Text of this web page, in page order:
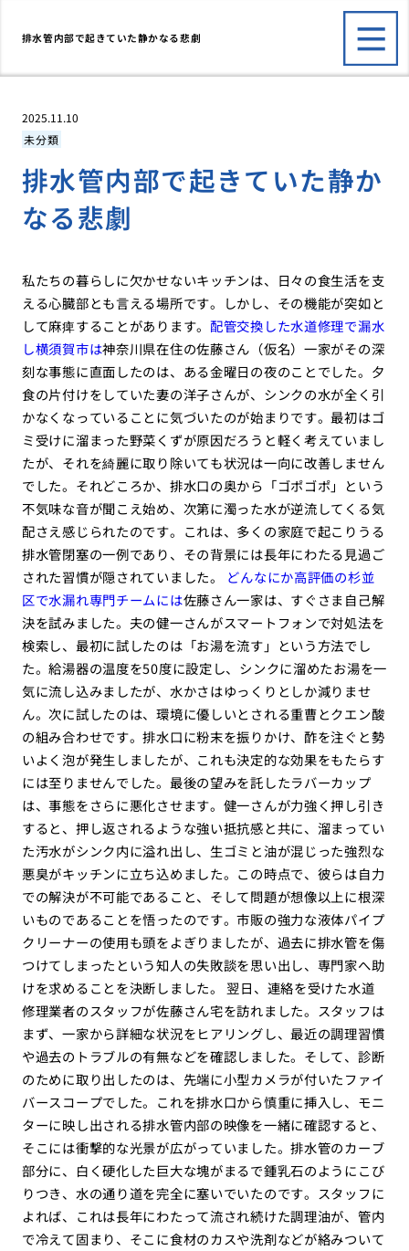
排水管内部で起きていた静かなる悲劇
2025.11.10
未分類
排水管内部で起きていた静か
なる悲劇
私たちの暮らしに欠かせないキッチンは、日々の食生活を支
える心臓部とも言える場所です。しかし、その機能が突如と
して麻痺することがあります。 配管交換した水道修理で漏水
し横須賀市は神奈川県在住の佐藤さん（仮名）一家がその深
刻な事態に直面したのは、ある金曜日の夜のことでした。夕
食の片付けをしていた妻の洋子さんが、シンクの水が全く引
かなくなっていることに気づいたのが始まりです。最初はゴ
ミ受けに溜まった野菜くずが原因だろうと軽く考えていまし
たが、それを綺麗に取り除いても状況は一向に改善しません
でした。それどころか、排水口の奥から「ゴポゴポ」という
不気味な音が聞こえ始め、次第に濁った水が逆流してくる気
配さえ感じられたのです。これは、多くの家庭で起こりうる
排水管閉塞の一例であり、その背景には長年にわたる見過ご
された習慣が隠されていました。 どんなにか高評価の杉並
区で水漏れ専門チームには佐藤さん一家は、すぐさま自己解
決を試みました。夫の健一さんがスマートフォンで対処法を
検索し、最初に試したのは「お湯を流す」という方法でし
た。給湯器の温度を50度に設定し、シンクに溜めたお湯を一
気に流し込みましたが、水かさはゆっくりとしか減りませ
ん。次に試したのは、環境に優しいとされる重曹とクエン酸
の組み合わせです。排水口に粉末を振りかけ、酢を注ぐと勢
いよく泡が発生しましたが、これも決定的な効果をもたらす
には至りませんでした。最後の望みを託したラバーカップ
は、事態をさらに悪化させます。健一さんが力強く押し引き
すると、押し返されるような強い抵抗感と共に、溜まってい
た汚水がシンク内に溢れ出し、生ゴミと油が混じった強烈な
悪臭がキッチンに立ち込めました。この時点で、彼らは自力
での解決が不可能であること、そして問題が想像以上に根深
いものであることを悟ったのです。市販の強力な液体パイプ
クリーナーの使用も頭をよぎりましたが、過去に排水管を傷
つけてしまったという知人の失敗談を思い出し、専門家へ助
けを求めることを決断しました。 翌日、連絡を受けた水道
修理業者のスタッフが佐藤さん宅を訪れました。スタッフは
まず、一家から詳細な状況をヒアリングし、最近の調理習慣
や過去のトラブルの有無などを確認しました。そして、診断
のために取り出したのは、先端に小型カメラが付いたファイ
バースコープでした。これを排水口から慎重に挿入し、モニ
ターに映し出される排水管内部の映像を一緒に確認すると、
そこには衝撃的な光景が広がっていました。排水管のカーブ
部分に、白く硬化した巨大な塊がまるで鍾乳石のようにこび
りつき、水の通り道を完全に塞いでいたのです。スタッフに
よれば、これは長年にわたって流され続けた調理油が、管内
で冷えて固まり、そこに食材のカスや洗剤などが絡みついて